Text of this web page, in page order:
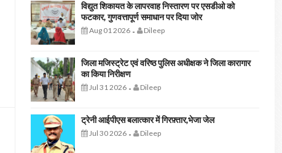
विद्युत शिकायत के लापरवाह निस्तारण पर एसडीओ को
फटकार, गुणवत्तापूर्ण समाधान पर दिया जोर
Aug 01 2026- Dileep
जिला मजिस्ट्रेट एवं वरिष्ठ पुलिस अधीक्षक ने जिला कारागार
का किया निरीक्षण
Jul 31 2026- Dileep
ट्रेनी आईपीएस बलात्कार में गिरफ़्तार,भेजा जेल
Jul 30 2026- Dileep